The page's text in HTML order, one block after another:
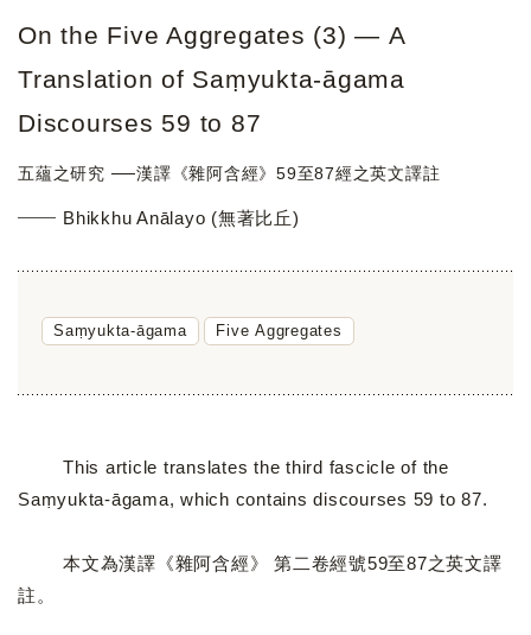
On the Five Aggregates (3) ― A
Translation of Saṃyukta-āgama
Discourses 59 to 87
五蘊之研究 ──漢譯《雜阿含經》59至87經之英文譯註
Bhikkhu Anālayo (無著比丘)
Saṃyukta-āgama Five Aggregates
This article translates the third fascicle of the
Saṃyukta-āgama, which contains discourses 59 to 87.
本文為漢譯《雜阿含經》 第二卷經號59至87之英文譯
註。